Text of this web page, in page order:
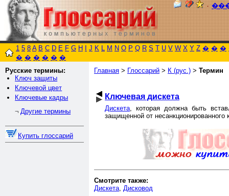
٠
1 5 8 A B C D E F G H J K L M N O P Q R S T U V W X Y Z � � �
� � � � � �
Русские термины:
Ключ защиты
Ключевой цвет
Ключевые кадры
¬ Другие термины
Купить глоссарий
Главная > Глоссарий > К (рус.) > Термин
Ключевая дискета
Дискета, которая должна быть
защищенной от несанкционированного
Смотрите также:
Дискета Дисковод